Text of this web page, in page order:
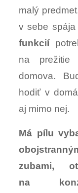
malý
v sebe spája
funkcií
na prežitie
domova.
hodiť v
aj mimo nej.
Má pílu
zubami,
na